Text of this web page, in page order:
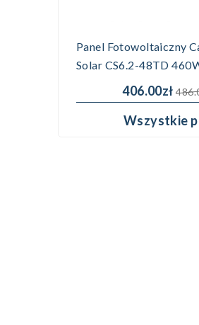
Panel Fotowoltaiczny
Solar CS6.2-48TD
406.00zł
Wszystkie